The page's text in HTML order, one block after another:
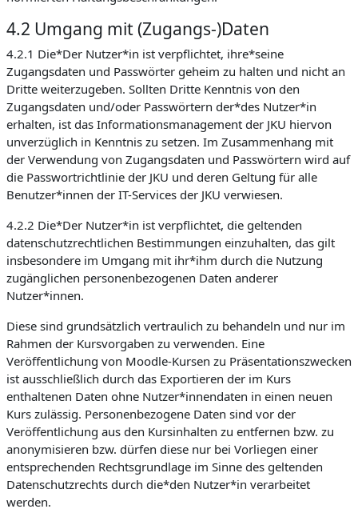
4.2 Umgang mit (Zugangs-)Daten
4.2.1 Die*Der Nutzer*in ist verpflichtet, ihre*seine
Zugangsdaten und Passwörter geheim zu halten und nicht an
Dritte weiterzugeben. Sollten Dritte Kenntnis von den
Zugangsdaten und/oder Passwörtern der*des Nutzer*in
erhalten, ist das Informationsmanagement der JKU hiervon
unverzüglich in Kenntnis zu setzen. Im Zusammenhang mit
der Verwendung von Zugangsdaten und Passwörtern wird auf
die Passwortrichtlinie der JKU und deren Geltung für alle
Benutzer*innen der IT-Services der JKU verwiesen.
4.2.2 Die*Der Nutzer*in ist verpflichtet, die geltenden
datenschutzrechtlichen Bestimmungen einzuhalten, das gilt
insbesondere im Umgang mit ihr*ihm durch die Nutzung
zugänglichen personenbezogenen Daten anderer
Nutzer*innen.
Diese sind grundsätzlich vertraulich zu behandeln und nur im
Rahmen der Kursvorgaben zu verwenden. Eine
Veröffentlichung von Moodle-Kursen zu Präsentationszwecken
ist ausschließlich durch das Exportieren der im Kurs
enthaltenen Daten ohne Nutzer*innendaten in einen neuen
Kurs zulässig. Personenbezogene Daten sind vor der
Veröffentlichung aus den Kursinhalten zu entfernen bzw. zu
anonymisieren bzw. dürfen diese nur bei Vorliegen einer
entsprechenden Rechtsgrundlage im Sinne des geltenden
Datenschutzrechts durch die*den Nutzer*in verarbeitet
werden.